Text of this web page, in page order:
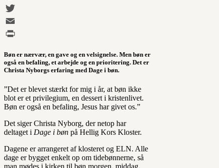
Messenger
Twitter
Email
Bøn er nærvær, en gave og en velsignelse. Men bøn er
også en befaling, et arbejde og en prioritering. Det er
Christa Nyborgs erfaring med Dage i bøn.
”Det er blevet stærkt for mig i år, at bøn ikke
blot er et privilegium, en dessert i kristenlivet.
Bøn er også en befaling, Jesus har givet os.”
Det siger Christa Nyborg, der netop har
deltaget i Dage i bøn på Hellig Kors Kloster.
Dagene er arrangeret af klosteret og ELN. Alle
dage er bygget enkelt op om tidebønnerne, så